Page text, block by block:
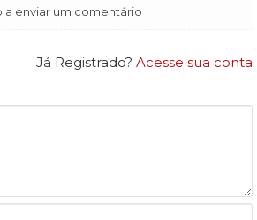
a enviar um comentário
Já Registrado? Acesse sua conta